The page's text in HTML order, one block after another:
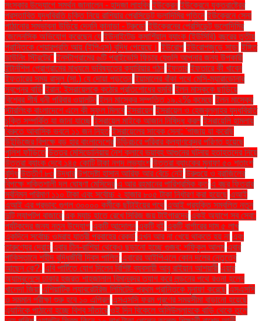
সংস্কার উদ্যোগে সমর্থন জানালেন - হাদজা লাহবিব ইউক্রেন ইউক্রেনে যুক্তরাষ্ট্রের
প্রস্তাবিত যুদ্ধবিরতি চুক্তি নিয়ে রাশিয়ার প্রেসিডেন্ট ভ্লাদিমির পুতিনে ইউক্রেনে সেনা
পাঠানোর সম্ভাবনা উড়িয়ে দেননি কানাডা - ট্রুডো ইউক্রেনের প্রেসিডেন্ট ভলোদিমির
জেলেনস্কি অভিযোগ করেছেন যে ইউনাইটেড কমার্শিয়াল ব্যাংক (ইউসিবি) বছরের তৃতীয়
প্রান্তিকে শেয়ারপ্রতি আয় (ইপিএস) বৃদ্ধি পেয়েছে। ইউরোপ ইউরোপজুড়ে সাড়া ইঙ্গিত
ডাউনিং স্ট্রিটের" ইনস্টাগ্রামের ৬টি প্রাইভেসি ফিচার যেগুলি আপনার জন্য উপকারী
ইন্টার্নশিপ প্রোগ্রামের মাধ্যমে ভবিষ্যতের ক্যারিয়ার গঠন ইফতার ইফতারে কী খাবেন
ইফতারের সময় রাসুল (সা.) যে দোয়া পড়তেন ইয়ামালের বাঁকা পথে মেসি-ম্যারাডোনার
স্বপ্নের বাড়ি ইরান: ইসরায়েলকে কঠোর প্রতিশোধের হুমকি ইলন মাস্ককে ছাড়িয়ে
বিশ্বের শীর্ষ ধনী পরিবার ওয়ালটন ইলন মাস্কের সম্পত্তি ১৯.২% কমেছে ইলন মাস্কের
স্টারলিংক বাংলাদেশে এলে কী সুফল মিলবে ইসরায়েল ইসরায়েল ও হেজবুল্লাহর যুদ্ধবিরতি
চুক্তি সম্পর্কিত যা জানা যাচ্ছে ইসরায়েল মাইকে আজান নিষিদ্ধ করল ইসরায়েলি হামলায়
বৈরুতে আবাসিক ভবনে ১১ জন নিহত ইসরায়েলের সাবেক সেনা: 'গাজায় যা করেছি
উইন্ডিজের বিপক্ষে বড় হার বাংলাদেশের উড়িরচরে পরিবার কল্যাণকেন্দ্র পরিণত হয়েছে
পুলিশ ফাঁড়িতে উত্তর মেসিডোনিয়ায় নৈশ ক্লাবে ভয়াবহ আগুনের ঘটনায় হতাহতদের নিয়ে
উত্তরা ব্যাংক দেবে ১৪৫ কোটি টাকা নগদ লভ্যাংশ উত্তরা ব্যাংকের মুনাফা ৫০ শতাংশ
বৃদ্ধি উত্তীর্ণ ৮৩ উদ্ধার উপদেষ্টা হাসান আরিফ আর বেঁচে নেই উরুগুয়ে ও ব্রাজিলের
বিপক্ষে শক্তিশালী দল ঘোষণা মেসিদের এ আর রহমানের পারিশ্রমিক কত এ বছর ফিতরার
সর্বনিম্ন পরিমাণ ১১০ টাকা এবং সর্বোচ্চ ২ হাজার ৮০৫ টাকা নির্ধারণ করা হয়েছে এআই
এআই এর প্রভাব: গুগল ৩০০০০ কর্মীকে ছাঁটাইয়ের পথে এআই প্রযুক্তি সম্বলিত নতুন
দুটি ল্যাপটপ বাজারে এক ম্যাচ হাতে রেখে সিরিজ জয় টাইগারদের একই অ্যাপে সব সেবা:
পর্যটকদের জন্য নতুন উদ্যোগ একটি আন্দোলন একটি বই একটি বার্গারের দাম ৫ লাখ
একদিনে সর্বোচ্চ ওমরাহ যাত্রী প্রবাহের রেকর্ড এখন আর না খেয়ে থাকতে হয় না এবং
তারুণ্যের দ্রোহ এবার চীন-রাশিয়া থেকেও ছড়ানো হচ্ছে গুজব: শফিকুল আলম এবার
পাকিস্তানে শহীদ বুদ্ধিজীবী দিবস পালিত এবারের আইপিএলে কোন দলের নেতৃত্বে
আছেন কে?. এবি পার্টিতে যোগ দিলেন বিশিষ্ট ব্যবসায়ী আবু রাইয়ান আশয়ারী এয়ার
অ্যাম্বুলেন্সে ঢাকার হজরত শাহজালাল বিমানবন্দর ত্যাগ করে লন্ডনের পথে রওনা হলেন
খালেদা জিয়া এশিয়াটিক ল্যাবরেটরিজ লিমিটেড প্রথম প্রান্তিকে মুনাফা করেছে এসএসসি
ও সমমান পরীক্ষা শুরু হবে ১০ এপ্রিল এসএসসি ফরম পূরণের সময়সীমা বাড়ানো হয়েছে
এ্যানিকে পাঠানো হচ্ছে বিশ্ব সাঁতারে ওই দিন বিকেলে অলিউল্লাহকে বাড়ি থেকে তুলে